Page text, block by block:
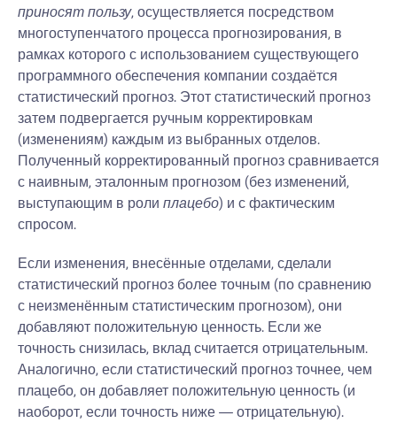
приносят пользу, осуществляется посредством
многоступенчатого процесса прогнозирования, в
рамках которого с использованием существующего
программного обеспечения компании создаётся
статистический прогноз. Этот статистический прогноз
затем подвергается ручным корректировкам
(изменениям) каждым из выбранных отделов.
Полученный корректированный прогноз сравнивается
с наивным, эталонным прогнозом (без изменений,
выступающим в роли плацебо) и с фактическим
спросом.
Если изменения, внесённые отделами, сделали
статистический прогноз более точным (по сравнению
с неизменённым статистическим прогнозом), они
добавляют положительную ценность. Если же
точность снизилась, вклад считается отрицательным.
Аналогично, если статистический прогноз точнее, чем
плацебо, он добавляет положительную ценность (и
наоборот, если точность ниже — отрицательную).